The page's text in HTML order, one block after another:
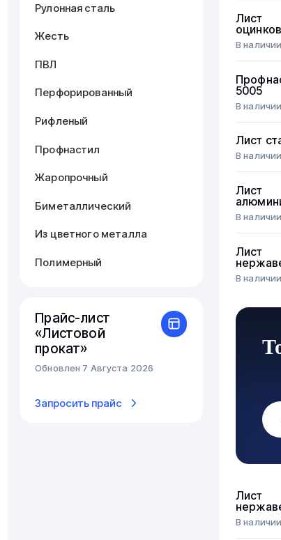
Рулонная сталь
Жесть
ПВЛ
Перфорированный
Рифленый
Профнастил
Жаропрочный
Биметаллический
Из цветного металла
Полимерный
Прайс-лист
«Листовой
прокат»
Обновлен 7 Августа 2026
Запросить прайс
Лист
В наличии
5005
В наличии
Лист
В наличии
Лист
В наличии
Лист
В наличии
Лист
В наличии